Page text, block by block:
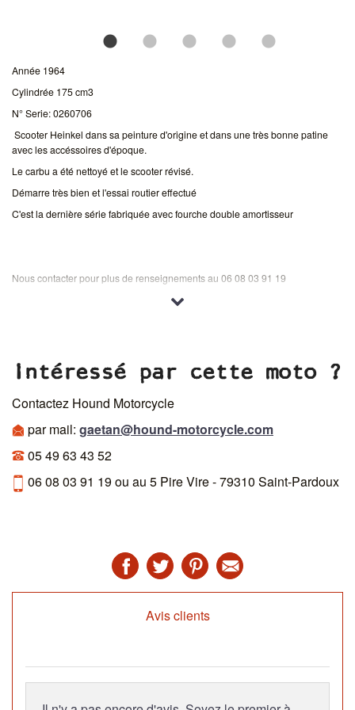
Année 1964
Cylindrée 175 cm3
N° Serie: 0260706
Scooter Heinkel dans sa peinture d'origine et dans une très bonne patine
avec les accéssoires d'époque.
Le carbu a été nettoyé et le scooter révisé.
Démarre très bien et l'essai routier effectué
C'est la dernière série fabriquée avec fourche double amortisseur
Nous contacter pour plus de renseignements au 06 08 03 91 19
Intéressé par cette moto ?
Contactez Hound Motorcycle
par mail: gaetan@hound-motorcycle.com
05 49 63 43 52
06 08 03 91 19 ou au 5 Pire Vire - 79310 Saint-Pardoux
Avis clients